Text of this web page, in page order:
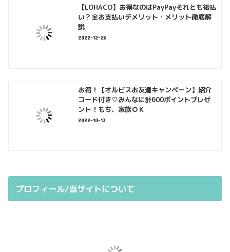
【LOHACO】お得なのはPayPayそれとも後払
い？全お支払いデメリット・メリット徹底解
説
2022-12-28
お得！【オルビスお友達キャンペーン】紹介
コード付き♡みんなに計600ポイントプレゼ
ント！もち、家族ＯＫ
2022-10-13
プロフィール/当サイトについて